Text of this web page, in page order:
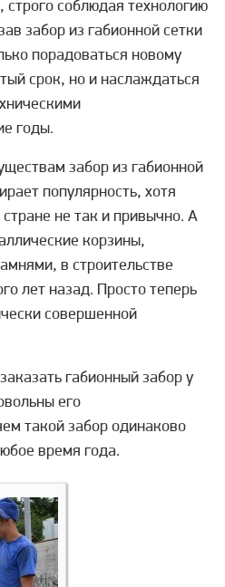
соблюдая технологию
забор из габионной сетки
порадоваться новому
срок, но и наслаждаться
годы.
забор из габионной
популярность, хотя
не так и привычно. А
корзины,
в строительстве
лет назад. Просто теперь
совершенной
габионный забор у
его
такой забор одинаково
время года.